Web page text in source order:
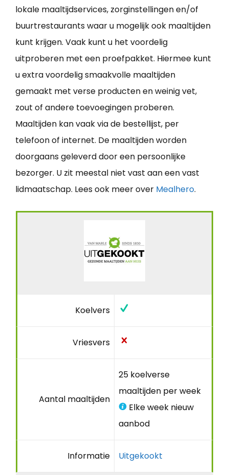
lokale maaltijdservices, zorginstellingen en/of
buurtrestaurants waar u mogelijk ook maaltijden
kunt krijgen. Vaak kunt u het voordelig
uitproberen met een proefpakket. Hiermee kunt
u extra voordelig smaakvolle maaltijden
gemaakt met verse producten en weinig vet,
zout of andere toevoegingen proberen.
Maaltijden kan vaak via de bestellijst, per
telefoon of internet. De maaltijden worden
doorgaans geleverd door een persoonlijke
bezorger. U zit meestal niet vast aan een vast
lidmaatschap. Lees ook meer over Mealhero.
Koelvers
Vriesvers
Aantal maaltijden
25 koelverse
maaltijden per week
Elke week nieuw
aanbod
Informatie Uitgekookt